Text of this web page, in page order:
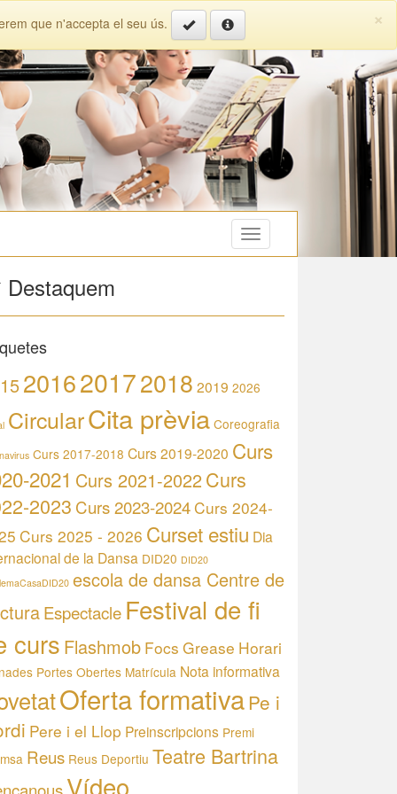
×
que n'accepta el seu ús.
Toggle
navigation
Destaquem
201620172018 2019 2026
CircularCita prèvia Coreografia
Curs 2017-2018 Curs 2019-2020 Curs
2021 Curs 2021-2022 Curs
2023 Curs 2023-2024Curs 2024-
Curs 2025 - 2026 Curset estiu Dia
de la Dansa DID20 DID20
escola de dansa Centre de
Espectacle Festival de fi
curs Flashmob Focs Grease Horari
Portes Obertes Matrícula Nota informativa
Oferta formativaPe i
Pere i el Llop Preinscripcions Premi
Reus Reus Deportiu Teatre Bartrina
Vídeo